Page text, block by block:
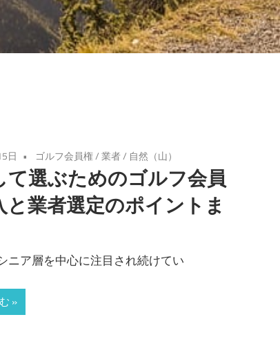
日 ゴルフ会員権/業者/ 自然（山）
て選ぶためのゴルフ会員
と業者選定のポイントま
ニア層を中心に注目され続けてい